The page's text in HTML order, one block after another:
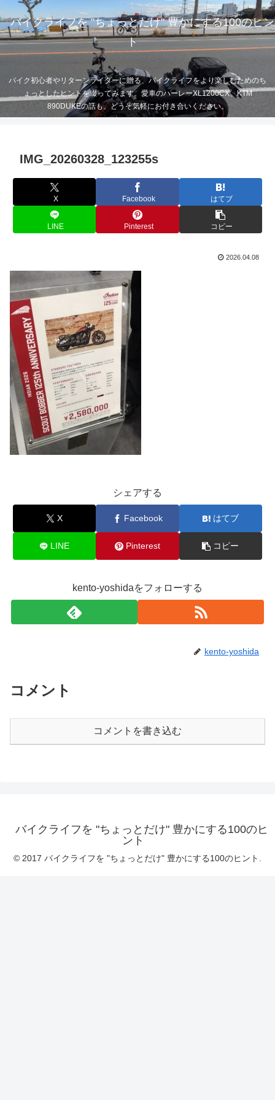
バイクライフを "ちょっとだけ" 豊かにする100のヒン
ト
バイク初心者やリターンライダーに贈る、バイクライフをより楽しむためのち
ょっとしたヒントを綴ってみます。愛車のハーレーXL1200CX、KTM
890DUKEの話も。どうぞ気軽にお付き合いください。
IMG_20260328_123255s
X Facebook はてブ
LINE Pinterest コピー
2026.04.08
シェアする
X Facebook はてブ
LINE Pinterest コピー
kento-yoshidaをフォローする
kento-yoshida
コメント
コメントを書き込む
バイクライフを "ちょっとだけ" 豊かにする100のヒ
ント
© 2017 バイクライフを "ちょっとだけ" 豊かにする100のヒント.